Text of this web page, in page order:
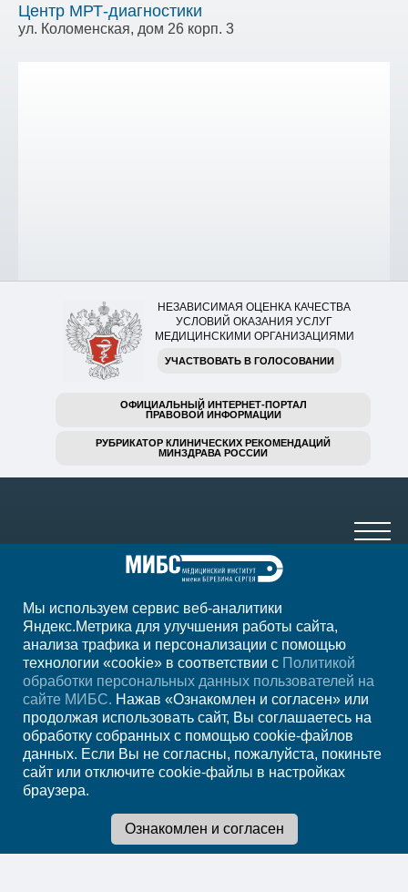
Центр МРТ-диагностики
ул. Коломенская, дом 26 корп. 3
НЕЗАВИСИМАЯ ОЦЕНКА КАЧЕСТВА
УСЛОВИЙ ОКАЗАНИЯ УСЛУГ
МЕДИЦИНСКИМИ ОРГАНИЗАЦИЯМИ
УЧАСТВОВАТЬ В ГОЛОСОВАНИИ
ОФИЦИАЛЬНЫЙ ИНТЕРНЕТ-ПОРТАЛ
ПРАВОВОЙ ИНФОРМАЦИИ
РУБРИКАТОР КЛИНИЧЕСКИХ РЕКОМЕНДАЦИЙ
МИНЗДРАВА РОССИИ
+7 (391) 989-10-29
ежедневно с 07:00 до 23:00
РегионКрасноярск
Записаться на
прием
Мы используем сервис веб-аналитики
Яндекс.Метрика для улучшения работы сайта,
анализа трафика и персонализации с помощью
технологии «cookie» в соответствии с Политикой
обработки персональных данных пользователей на
сайте МИБС. Нажав «Ознакомлен и согласен» или
продолжая использовать сайт, Вы соглашаетесь на
обработку собранных с помощью cookie-файлов
данных. Если Вы не согласны, пожалуйста, покиньте
сайт или отключите cookie-файлы в настройках
браузера.